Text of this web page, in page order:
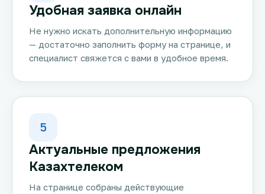
Удобная заявка онлайн
Не нужно искать дополнительную информацию
— достаточно заполнить форму на странице, и
специалист свяжется с вами в удобное время.
5
Актуальные предложения
Казахтелеком
На странице собраны действующие